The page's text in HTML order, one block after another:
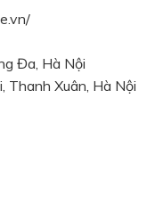
Đa, Hà Nội
Thanh Xuân, Hà Nội